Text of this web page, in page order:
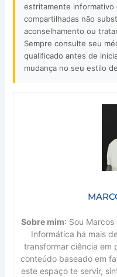
estritamente informativo
compartilhadas não
aconselhamento ou
Sempre consulte seu
qualificado antes de
mudança no seu estilo
Sobre mim: Sou
Informática há mais
transformar ciência em
conteúdo baseado em
este espaço te servir,